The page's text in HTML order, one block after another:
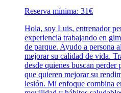
Reserva mínima: 31€
Hola, soy Luis, entrenador
experiencia trabajando en
de parque. Ayudo a persona
mejorar su calidad de vida.
desde quienes buscan perder
que quieren mejorar su
lesión. Mi enfoque combina